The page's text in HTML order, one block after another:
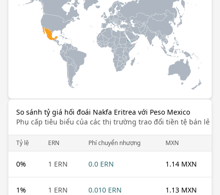
So sánh tỷ giá hối đoái Nakfa Eritrea với Peso Mexico
Phụ cấp tiêu biểu của các thị trường trao đổi tiền tệ bán lẻ
Tỷ lệ ERN Phí chuyển nhượng MXN
0% 1 ERN 0.0 ERN 1.14 MXN
1% 1 ERN 0.010 ERN 1.13 MXN